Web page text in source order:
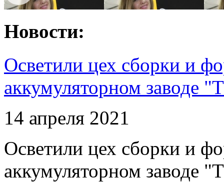
Новости:
Осветили цех сборки и
аккумуляторном заводе
14 апреля 2021
Осветили цех сборки и
аккумуляторном заводе